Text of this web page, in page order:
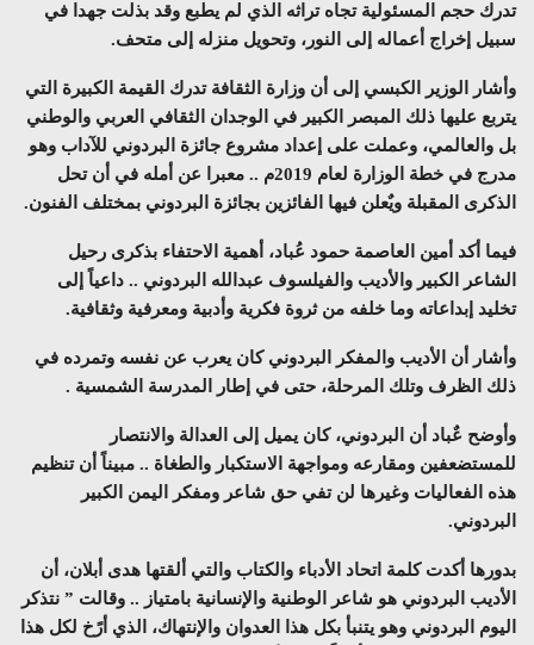
تدرك حجم المسئولية تجاه تراثه الذي لم يطبع وقد بذلت جهدا في
سبيل إخراج أعماله إلى النور، وتحويل منزله إلى متحف.
وأشار الوزير الكبسي إلى أن وزارة الثقافة تدرك القيمة الكبيرة التي
يتربع عليها ذلك المبصر الكبير في الوجدان الثقافي العربي والوطني
بل والعالمي، وعملت على إعداد مشروع جائزة البردوني للآداب وهو
مدرج في خطة الوزارة لعام 2019م .. معبرا عن أمله في أن تحل
الذكرى المقبلة ويٌعلن فيها الفائزين بجائزة البردوني بمختلف الفنون.
فيما أكد أمين العاصمة حمود عُباد، أهمية الاحتفاء بذكرى رحيل
الشاعر الكبير والأديب والفيلسوف عبدالله البردوني .. داعياً إلى
تخليد إبداعاته وما خلفه من ثروة فكرية وأدبية ومعرفية وثقافية.
وأشار أن الأديب والمفكر البردوني كان يعرب عن نفسه وتمرده في
ذلك الظرف وتلك المرحلة، حتى في إطار المدرسة الشمسية .
وأوضح عٌباد أن البردوني، كان يميل إلى العدالة والانتصار
للمستضعفين ومقارعه ومواجهة الاستكبار والطغاة .. مبيناً أن تنظيم
هذه الفعاليات وغيرها لن تفي حق شاعر ومفكر اليمن الكبير
البردوني.
بدورها أكدت كلمة اتحاد الأدباء والكتاب والتي ألقتها هدى أبلان، أن
الأديب البردوني هو شاعر الوطنية والإنسانية بامتياز .. وقالت ” نتذكر
اليوم البردوني وهو يتنبأ بكل هذا العدوان والإنتهاك، الذي أرًخ لكل هذا